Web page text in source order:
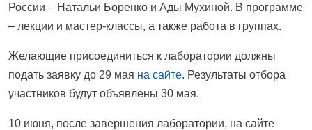
России – Натальи Боренко и Ады Мухиной. В программе
– лекции и мастер-классы, а также работа в группах.
Желающие присоединиться к лаборатории должны
подать заявку до 29 мая на сайте. Результаты отбора
участников будут объявлены 30 мая.
10 июня, после завершения лаборатории, на сайте